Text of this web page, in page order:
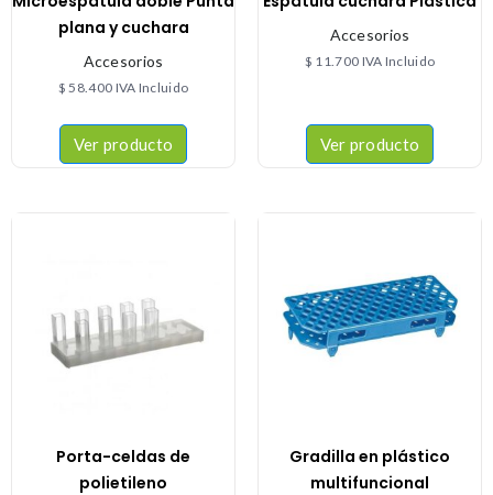
plana y cuchara
Accesorios
$ 58.400 IVA Incluido
Ver producto
Accesorios
$ 11.700 IVA Incluido
Ver producto
Porta-celdas de
polietileno
Gradilla en plástico
multifuncional